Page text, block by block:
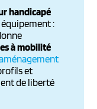
handicapé
:
à mobilité
et
de liberté